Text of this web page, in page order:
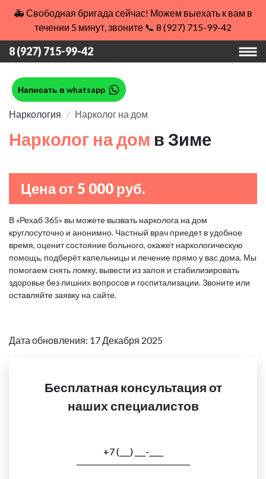
🚑 Свободная бригада сейчас! Можем выехать к вам в
течении 5 минут, звоните 📞 8 (927) 715-99-42
8 (927) 715-99-42
Написать в whatsapp
Наркология Нарколог на дом
Нарколог на дом в Зиме
Цена от 5 000 руб.
В «Рехаб 365» вы можете вызвать нарколога на дом
круглосуточно и анонимно. Частный врач приедет в удобное
время, оценит состояние больного, окажет наркологическую
помощь, подберёт капельницы и лечение прямо у вас дома. Мы
помогаем снять ломку, вывести из запоя и стабилизировать
здоровье без лишних вопросов и госпитализации. Звоните или
оставляйте заявку на сайте.
Дата обновления: 17 Декабря 2025
Бесплатная консультация от
наших специалистов